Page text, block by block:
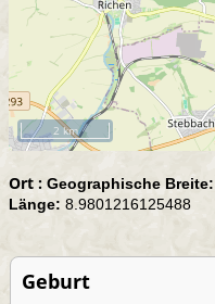
2 km
Ort : Geographische Breite:
Länge: 8.9801216125488
Geburt